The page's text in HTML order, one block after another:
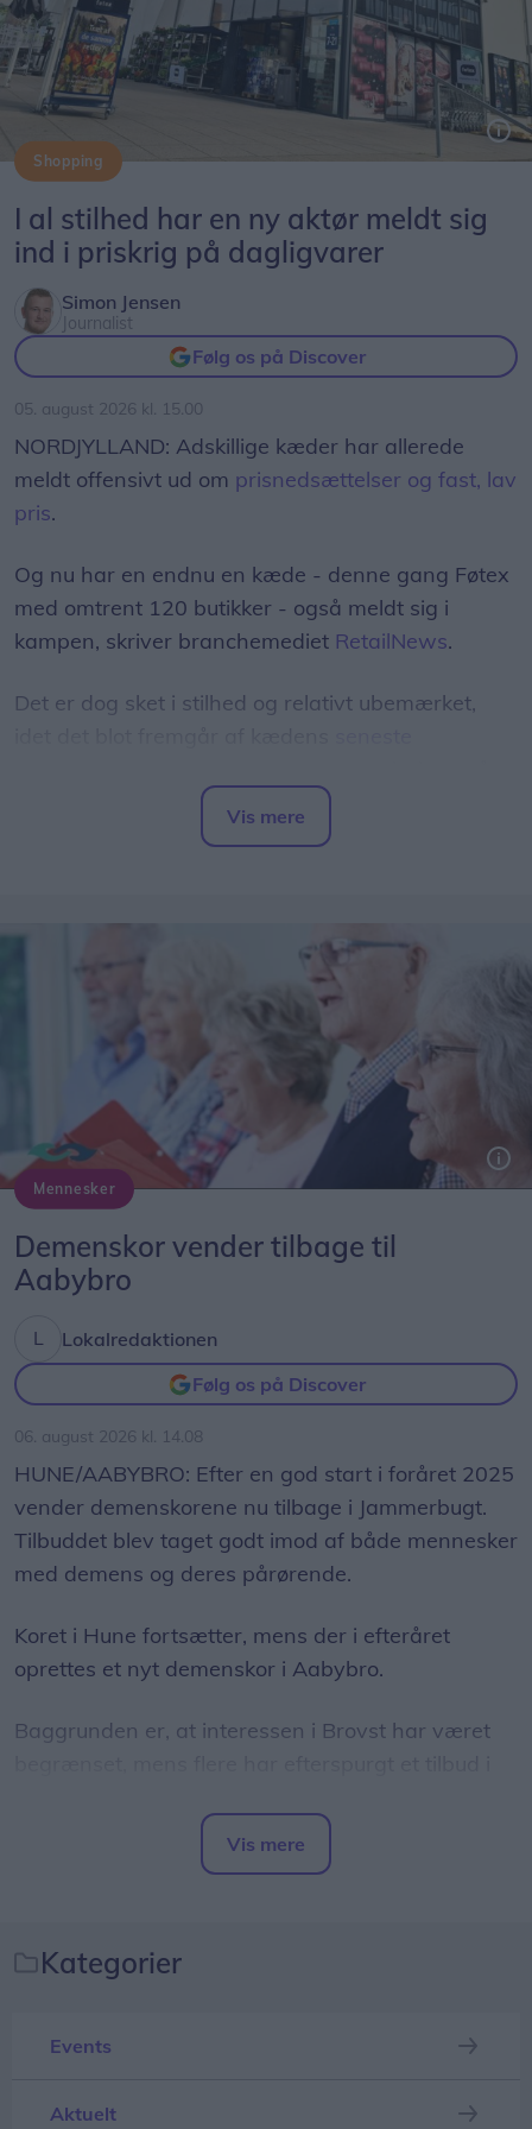
Shopping
I al stilhed har en ny aktør meldt sig
ind i priskrig på dagligvarer
Simon Jensen
Journalist
Følg os på Discover
05. august 2026 kl. 15.00
NORDJYLLAND: Adskillige kæder har allerede
meldt offensivt ud om prisnedsættelser og fast, lav
pris.
Og nu har en endnu en kæde - denne gang Føtex
med omtrent 120 butikker - også meldt sig i
kampen, skriver branchemediet RetailNews.
Det er dog sket i stilhed og relativt ubemærket,
100 dagligvarer "til discountniveau".
mens 450 gram kyllingebryst nu koster 34,95 kr. i
stedet for 42,95 kr.
- Alle de varer, vi har fundet indtil nu, svarer til de
varer, som Lidl, Rema 1000 og Netto har sat ned.
De samme typer skyr, havregryn, smør og ost,
blok- og skiveost. Men der er færre varer, og de er
ikke gået helt med ned i pris på alle varer.
lige så billigt som i discountkæderne, siger Lars
Smidt, der er kommercielt ansvarlig hos
dagligvarer blandt de danske kæder.
fordelt på fem i Aalborg og Nørresundby, samt én i
Thisted, Hobro, Brønderslev, Hjørring og
Frederikshavn.
Vis mere
Mennesker
Demenskor vender tilbage til
Aabybro
Lokalredaktionen
Følg os på Discover
06. august 2026 kl. 14.08
HUNE/AABYBRO: Efter en god start i foråret 2025
vender demenskorene nu tilbage i Jammerbugt.
Tilbuddet blev taget godt imod af både mennesker
med demens og deres pårørende.
Koret i Hune fortsætter, mens der i efteråret
oprettes et nyt demenskor i Aabybro.
Baggrunden er, at interessen i Brovst har været
Det skriver LOF Jammerbugt i en
Demenskorene mødes i Kirkeladen i Hune onsdag
eftermiddag og i Sognegården i Aabybro mandag
flygel, som danner en stemningsfuld ramme om
Vis mere
Kategorier
Events
Aktuelt